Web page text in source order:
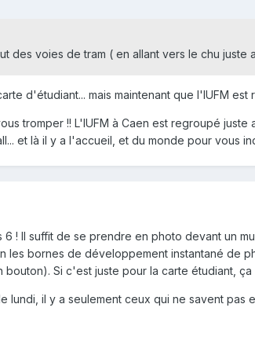
voies de tram ( en allant vers le chu juste
d'étudiant... mais maintenant que l'IUFM
tromper !! L'IUFM à Caen est regroupé
et là il y a l'accueil, et du monde pour vous
! Il suffit de se prendre en photo devant un
les bornes de développement instantané de
Si c'est juste pour la carte étudiant, ça
il y a seulement ceux qui ne savent pas